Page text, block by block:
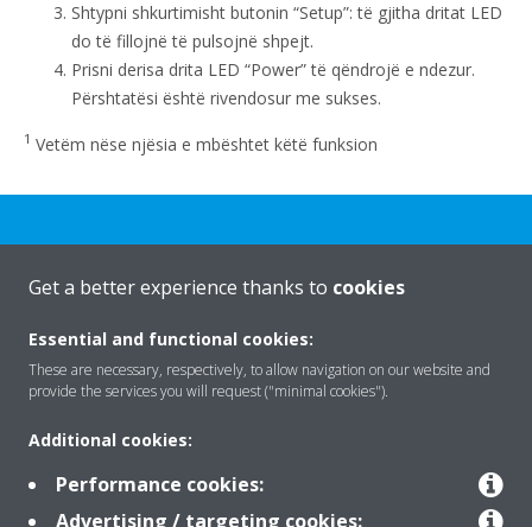
Shtypni shkurtimisht butonin “Setup”: të gjitha dritat LED
do të fillojnë të pulsojnë shpejt.
Prisni derisa drita LED “Power” të qëndrojë e ndezur.
Përshtatësi është rivendosur me sukses.
1 Vetëm nëse njësia e mbështet këtë funksion
Rreth nesh
Zgjidhje
Kontakti
Get a better experience thanks to cookies
Essential and functional cookies:
These are necessary, respectively, to allow navigation on our website and
provide the services you will request ("minimal cookies").
Additional cookies:
Performance cookies:
Advertising / targeting cookies: